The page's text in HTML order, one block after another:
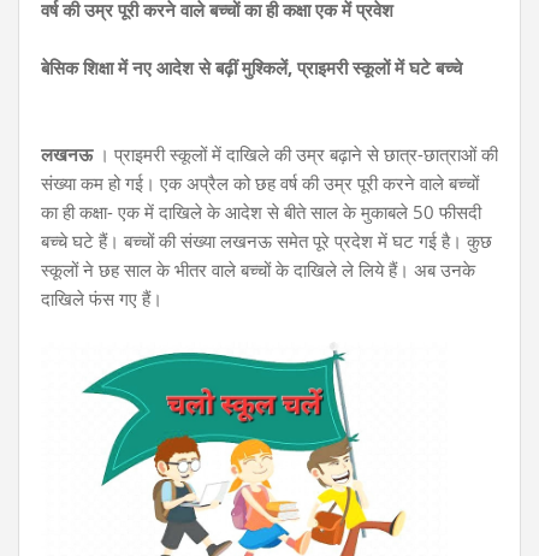
वर्ष की उम्र पूरी करने वाले बच्चों का ही कक्षा एक में प्रवेश
बेसिक शिक्षा में नए आदेश से बढ़ीं मुश्किलें, प्राइमरी स्कूलों में घटे बच्चे
लखनऊ। प्राइमरी स्कूलों में दाखिले की उम्र बढ़ाने से छात्र-छात्राओं की
संख्या कम हो गई। एक अप्रैल को छह वर्ष की उम्र पूरी करने वाले बच्चों
का ही कक्षा- एक में दाखिले के आदेश से बीते साल के मुकाबले 50 फीसदी
बच्चे घटे हैं। बच्चों की संख्या लखनऊ समेत पूरे प्रदेश में घट गई है। कुछ
स्कूलों ने छह साल के भीतर वाले बच्चों के दाखिले ले लिये हैं। अब उनके
दाखिले फंस गए हैं।